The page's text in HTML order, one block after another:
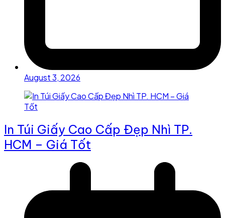
August 3, 2026
In Túi Giấy Cao Cấp Đẹp Nhì TP.
HCM – Giá Tốt